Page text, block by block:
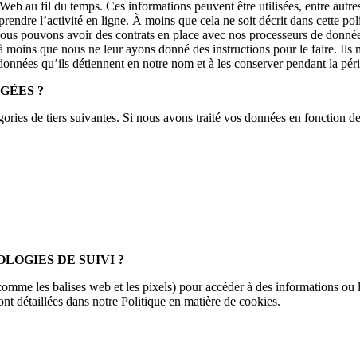
au fil du temps. Ces informations peuvent être utilisées, entre
l’activité en ligne. À moins que cela ne soit décrit dans cette
pouvons avoir des contrats en place avec nos processeurs de
que nous ne leur ayons donné des instructions pour le faire.
qu’ils détiennent en notre nom et à les conserver pendant la
?
de tiers suivantes. Si nous avons traité vos données en fonction
DE SUIVI ?
les balises web et les pixels) pour accéder à des informations
détaillées dans notre Politique en matière de cookies.